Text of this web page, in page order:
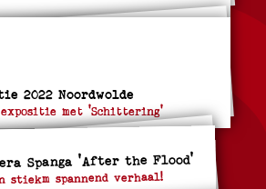
2022 Noordwolde
met 'Schittering'
Spanga 'After the Flood'
stiekm spannend verhaal!